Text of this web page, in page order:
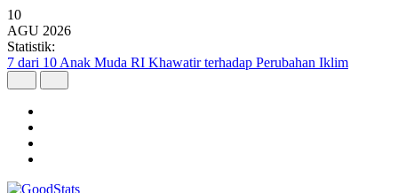
10
AGU 2026
Statistik:
5 Kecamatan dengan Masjid Terbanyak di Kota Bandung